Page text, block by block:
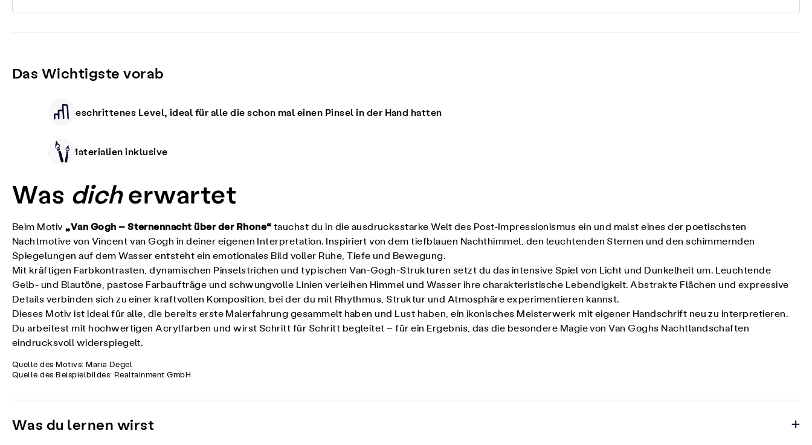
Das Wichtigste vorab
Fortgeschrittenes Level, ideal für alle die schon mal einen Pinsel in der Hand hatten
Alle Materialien inklusive
Was dicherwartet
Beim Motiv„Van Gogh – Sternennacht über der Rhone“ tauchst du in die ausdrucksstarke Welt des Post-Impressionismus ein und malst eines der poetischsten
Nachtmotive von Vincent van Gogh in deiner eigenen Interpretation. Inspiriert von dem tiefblauen Nachthimmel, den leuchtenden Sternen und den schimmernden
Spiegelungen auf dem Wasser entsteht ein emotionales Bild voller Ruhe, Tiefe und Bewegung.
Mit kräftigen Farbkontrasten, dynamischen Pinselstrichen und typischen Van-Gogh-Strukturen setzt du das intensive Spiel von Licht und Dunkelheit um. Leuchtende
Gelb- und Blautöne, pastose Farbaufträge und schwungvolle Linien verleihen Himmel und Wasser ihre charakteristische Lebendigkeit. Abstrakte Flächen und expressive
Details verbinden sich zu einer kraftvollen Komposition, bei der du mit Rhythmus, Struktur und Atmosphäre experimentieren kannst.
Dieses Motiv ist ideal für alle, die bereits erste Malerfahrung gesammelt haben und Lust haben, ein ikonisches Meisterwerk mit eigener Handschrift neu zu interpretieren.
Du arbeitest mit hochwertigen Acrylfarben und wirst Schritt für Schritt begleitet – für ein Ergebnis, das die besondere Magie von Van Goghs Nachtlandschaften
eindrucksvoll widerspiegelt.
Quelle des Motivs: Maria Degel
Quelle des Beispielbildes: Realtainment GmbH
Was du lernen wirst